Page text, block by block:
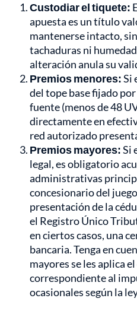
Custodiar el tiquete:
apuesta es un título
mantenerse intacto,
tachaduras ni
alteración anula su
Premios menores:Si
del tope base fijado
fuente (menos de 48
directamente en
red autorizado
Premios mayores:Si
legal, es obligatorio
administrativas
concesionario del
presentación de la
el Registro Único
en ciertos casos, una
bancaria. Tenga en
mayores se les aplica
correspondiente al
ocasionales según la